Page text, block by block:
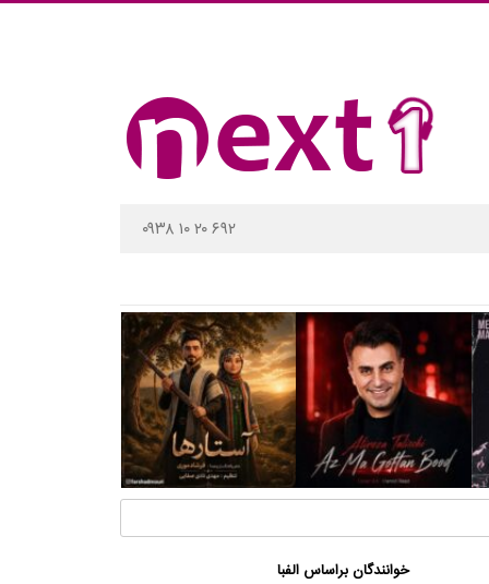
۰۹۳۸ ۱۰ ۲۰ ۶۹۲
خوانندگان براساس الفبا